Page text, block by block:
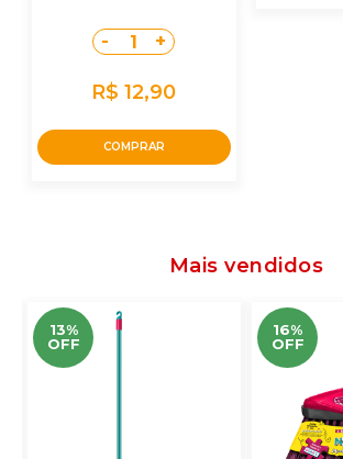
- 1 +
R$ 12,90
COMPRAR
Mais vendidos
13%
OFF
16%
OFF